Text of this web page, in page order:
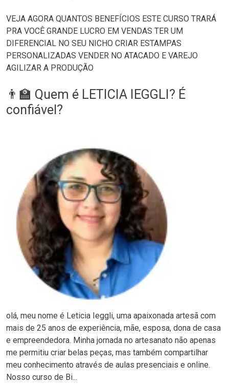
VEJA AGORA QUANTOS BENEFÍCIOS ESTE CURSO TRARÁ
PRA VOCÊ GRANDE LUCRO EM VENDAS TER UM
DIFERENCIAL NO SEU NICHO CRIAR ESTAMPAS
PERSONALIZADAS VENDER NO ATACADO E VAREJO
AGILIZAR A PRODUÇÃO
👨‍🏫 Quem é LETICIA IEGGLI? É
confiável?
olá, meu nome é Leticia Ieggli, uma apaixonada artesã com
mais de 25 anos de experiência, mãe, esposa, dona de casa
e empreendedora. Minha jornada no artesanato não apenas
me permitiu criar belas peças, mas também compartilhar
meu conhecimento através de aulas presenciais e online.
Nosso curso de Bi...